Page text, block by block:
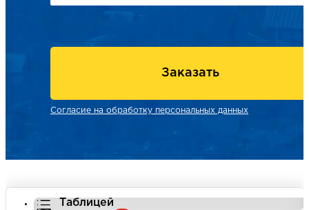
Заказать
Согласие на обработку персональных данных
Таблицей